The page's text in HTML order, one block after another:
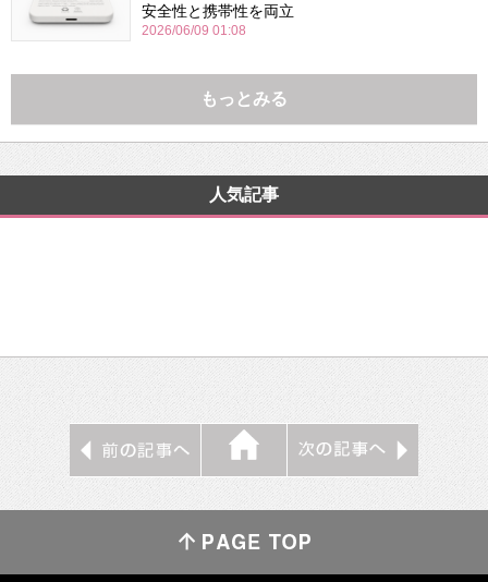
安全性と携帯性を両立
2026/06/09 01:08
もっとみる
人気記事